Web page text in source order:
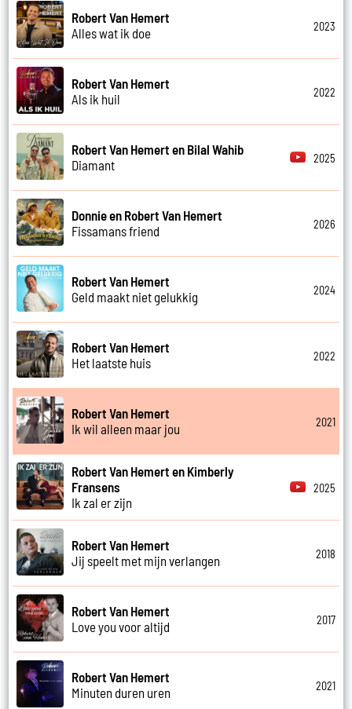
Robert Van Hemert
Alles wat ik doe
2023
Robert Van Hemert
Als ik huil
2022
Robert Van Hemert en Bilal Wahib
Diamant
2025
Donnie en Robert Van Hemert
Fissamans friend
2026
Robert Van Hemert
Geld maakt niet gelukkig
2024
Robert Van Hemert
Het laatste huis
2022
Robert Van Hemert
Ik wil alleen maar jou
2021
Robert Van Hemert en Kimberly
Fransens
Ik zal er zijn
2025
Robert Van Hemert
Jij speelt met mijn verlangen
2018
Robert Van Hemert
Love you voor altijd
2017
Robert Van Hemert
Minuten duren uren
2021